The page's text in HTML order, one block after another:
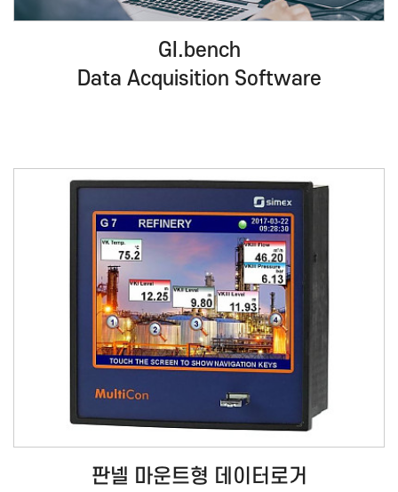
GI.bench
Data Acquisition Software
판넬 마운트형 데이터로거